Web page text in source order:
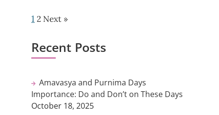
1 2 Next »
Recent Posts
Amavasya and Purnima Days
Importance: Do and Don’t on These Days
October 18, 2025